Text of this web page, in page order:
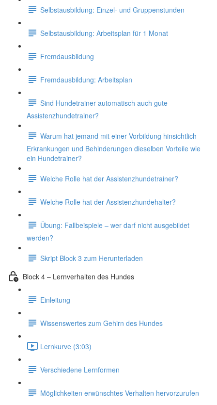
Selbstausbildung: Einzel- und Gruppenstunden
Selbstausbildung: Arbeitsplan für 1 Monat
Fremdausbildung
Fremdausbildung: Arbeitsplan
Sind Hundetrainer automatisch auch gute
Assistenzhundetrainer?
Warum hat jemand mit einer Vorbildung hinsichtlich
Erkrankungen und Behinderungen dieselben Vorteile wie
ein Hundetrainer?
Welche Rolle hat der Assistenzhundetrainer?
Welche Rolle hat der Assistenzhundehalter?
Übung: Fallbeispiele – wer darf nicht ausgebildet
werden?
Skript Block 3 zum Herunterladen
Block 4 – Lernverhalten des Hundes
Einleitung
Wissenswertes zum Gehirn des Hundes
Lernkurve (3:03)
Verschiedene Lernformen
Möglichkeiten erwünschtes Verhalten hervorzurufen